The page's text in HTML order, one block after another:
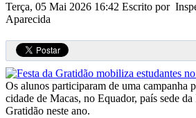
Terça, 05 Mai 2026 16:42 Escrito por
Aparecida
Os alunos participaram de uma campanha
cidade de Macas, no Equador, país sede
Gratidão neste ano.